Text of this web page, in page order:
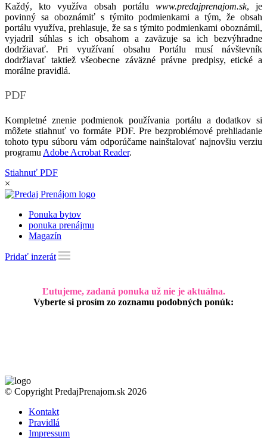
Každý, kto využíva obsah portálu www.predajprenajom.sk, je
povinný sa oboznámiť s týmito podmienkami a tým, že obsah
portálu využíva, prehlasuje, že sa s týmito podmienkami oboznámil,
vyjadril súhlas s ich obsahom a zaväzuje sa ich bezvýhradne
dodržiavať. Pri využívaní obsahu Portálu musí návštevník
dodržiavať taktiež všeobecne záväzné právne predpisy, etické a
morálne pravidlá.
PDF
Kompletné znenie podmienok používania portálu a dodatkov si
môžete stiahnuť vo formáte PDF. Pre bezproblémové prehliadanie
tohoto typu súboru vám odporúčame nainštalovať najnovšiu verziu
programu Adobe Acrobat Reader.
Stiahnuť PDF
×
Ponuka bytov
ponuka prenájmu
Magazín
Pridať inzerát
Ľutujeme, zadaná ponuka už nie je aktuálna.
Vyberte si prosím zo zoznamu podobných ponúk:
© Copyright PredajPrenajom.sk 2026
Kontakt
Pravidlá
Impressum